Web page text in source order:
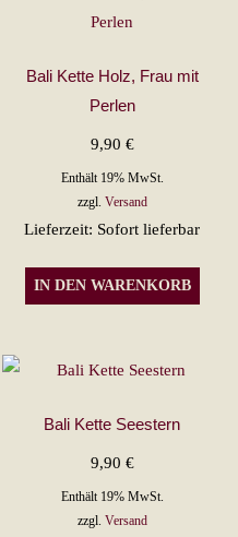
Bali Kette Holz, Frau mit
Perlen
9,90 €
Enthält 19% MwSt.
zzgl. Versand
Lieferzeit: Sofort lieferbar
IN DEN WARENKORB
Bali Kette Seestern
9,90 €
Enthält 19% MwSt.
zzgl. Versand